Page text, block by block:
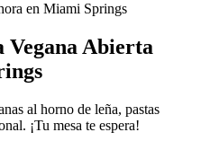
en Miami Springs
Vegana Abierta
al horno de leña, pastas
¡Tu mesa te espera!